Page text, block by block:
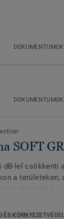
DOKUMENTUMOK
DOKUMENTUMOK
SOFT
dB-lel csökkenti a
a területeken,
kialakítása
ÉS